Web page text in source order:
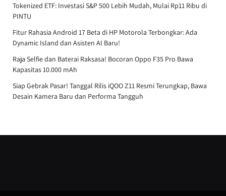
Tokenized ETF: Investasi S&P 500 Lebih Mudah, Mulai Rp11 Ribu di
PINTU
Fitur Rahasia Android 17 Beta di HP Motorola Terbongkar: Ada
Dynamic Island dan Asisten AI Baru!
Raja Selfie dan Baterai Raksasa! Bocoran Oppo F35 Pro Bawa
Kapasitas 10.000 mAh
Siap Gebrak Pasar! Tanggal Rilis iQOO Z11 Resmi Terungkap, Bawa
Desain Kamera Baru dan Performa Tangguh